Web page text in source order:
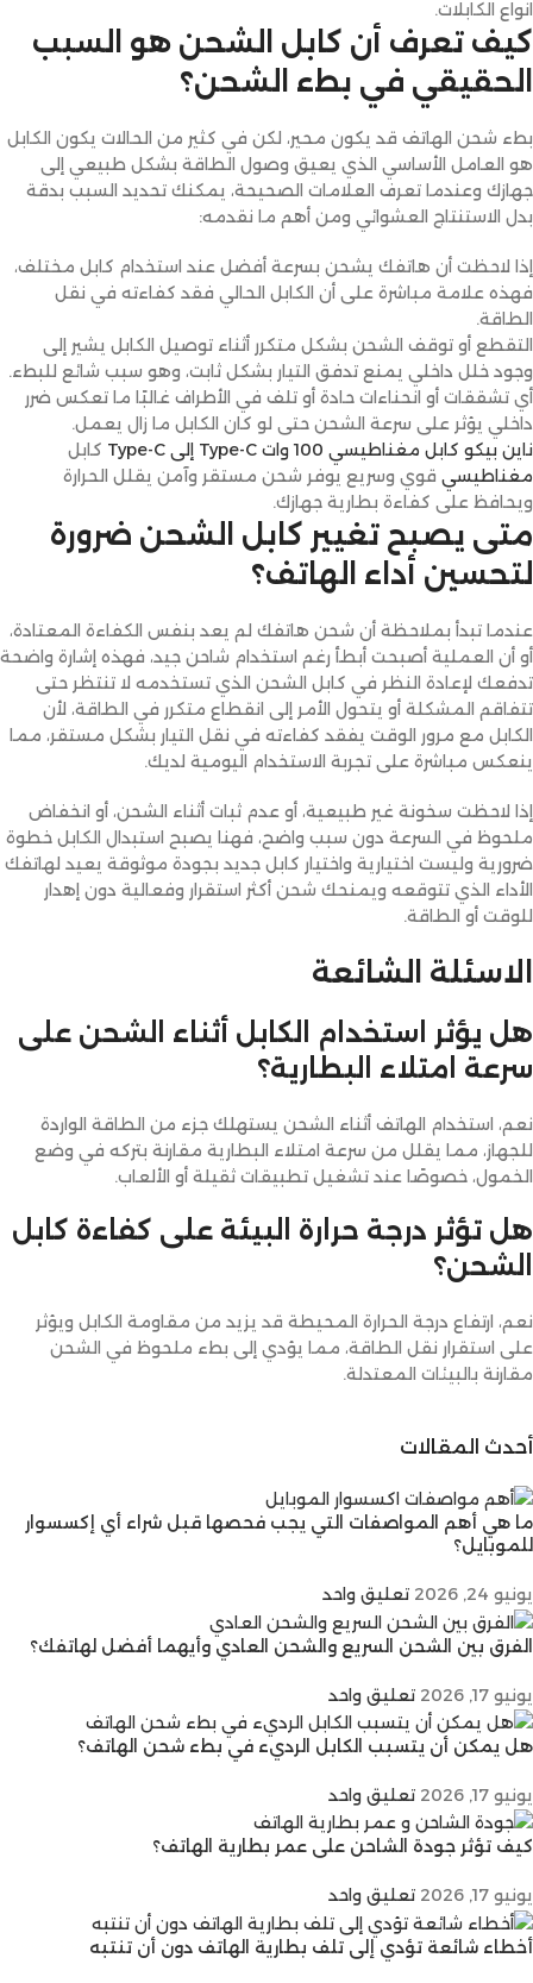
انواع الكابلات.
كيف تعرف أن كابل الشحن هو السبب
الحقيقي في بطء الشحن؟
بطء شحن الهاتف قد يكون محير، لكن في كثير من الحالات يكون الكابل
هو العامل الأساسي الذي يعيق وصول الطاقة بشكل طبيعي إلى
جهازك وعندما تعرف العلامات الصحيحة، يمكنك تحديد السبب بدقة
بدل الاستنتاج العشوائي ومن أهم ما نقدمه:
إذا لاحظت أن هاتفك يشحن بسرعة أفضل عند استخدام كابل مختلف،
فهذه علامة مباشرة على أن الكابل الحالي فقد كفاءته في نقل
الطاقة.
التقطع أو توقف الشحن بشكل متكرر أثناء توصيل الكابل يشير إلى
وجود خلل داخلي يمنع تدفق التيار بشكل ثابت، وهو سبب شائع للبطء.
أي تشققات أو انحناءات حادة أو تلف في الأطراف غالبًا ما تعكس ضرر
داخلي يؤثر على سرعة الشحن حتى لو كان الكابل ما زال يعمل.
ناين بيكو كابل مغناطيسي 100 وات Type-C إلى Type-C
كابل
مغناطيسي قوي وسريع يوفر شحن مستقر وآمن يقلل الحرارة
ويحافظ على كفاءة بطارية جهازك.
متى يصبح تغيير كابل الشحن ضرورة
لتحسين أداء الهاتف؟
عندما تبدأ بملاحظة أن شحن هاتفك لم يعد بنفس الكفاءة المعتادة،
أو أن العملية أصبحت أبطأ رغم استخدام شاحن جيد، فهذه إشارة واضحة
تدفعك لإعادة النظر في كابل الشحن الذي تستخدمه لا تنتظر حتى
تتفاقم المشكلة أو يتحول الأمر إلى انقطاع متكرر في الطاقة، لأن
الكابل مع مرور الوقت يفقد كفاءته في نقل التيار بشكل مستقر، مما
ينعكس مباشرة على تجربة الاستخدام اليومية لديك.
إذا لاحظت سخونة غير طبيعية، أو عدم ثبات أثناء الشحن، أو انخفاض
ملحوظ في السرعة دون سبب واضح، فهنا يصبح استبدال الكابل خطوة
ضرورية وليست اختيارية واختيار كابل جديد بجودة موثوقة يعيد لهاتفك
الأداء الذي تتوقعه ويمنحك شحن أكثر استقرار وفعالية دون إهدار
للوقت أو الطاقة.
الاسئلة الشائعة
هل يؤثر استخدام الكابل أثناء الشحن على
سرعة امتلاء البطارية؟
نعم، استخدام الهاتف أثناء الشحن يستهلك جزء من الطاقة الواردة
للجهاز، مما يقلل من سرعة امتلاء البطارية مقارنة بتركه في وضع
الخمول، خصوصًا عند تشغيل تطبيقات ثقيلة أو الألعاب.
هل تؤثر درجة حرارة البيئة على كفاءة كابل
الشحن؟
نعم، ارتفاع درجة الحرارة المحيطة قد يزيد من مقاومة الكابل ويؤثر
على استقرار نقل الطاقة، مما يؤدي إلى بطء ملحوظ في الشحن
مقارنة بالبيئات المعتدلة.
أحدث المقالات
ما هي أهم المواصفات التي يجب فحصها قبل شراء أي إكسسوار
للموبايل؟
يونيو 24, 2026 تعليق واحد
الفرق بين الشحن السريع والشحن العادي وأيهما أفضل لهاتفك؟
يونيو 17, 2026 تعليق واحد
هل يمكن أن يتسبب الكابل الرديء في بطء شحن الهاتف؟
يونيو 17, 2026 تعليق واحد
كيف تؤثر جودة الشاحن على عمر بطارية الهاتف؟
يونيو 17, 2026 تعليق واحد
أخطاء شائعة تؤدي إلى تلف بطارية الهاتف دون أن تنتبه